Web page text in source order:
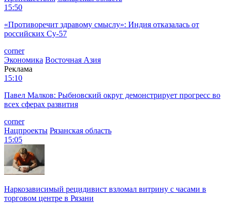
15:50
«Противоречит здравому смыслу»: Индия отказалась от
российских Су-57
corner
Экономика Восточная Азия
Реклама
15:10
Павел Малков: Рыбновский округ демонстрирует прогресс во
всех сферах развития
corner
Нацпроекты Рязанская область
15:05
Наркозависимый рецидивист взломал витрину с часами в
торговом центре в Рязани